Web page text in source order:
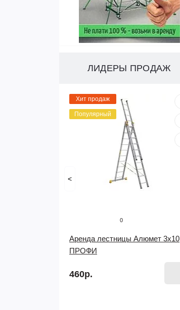
ЛИДЕРЫ ПРОДАЖ
Хит продаж
Популярный
0
Аренда лестницы Алюмет 3х10
ПРОФИ
460р.
<